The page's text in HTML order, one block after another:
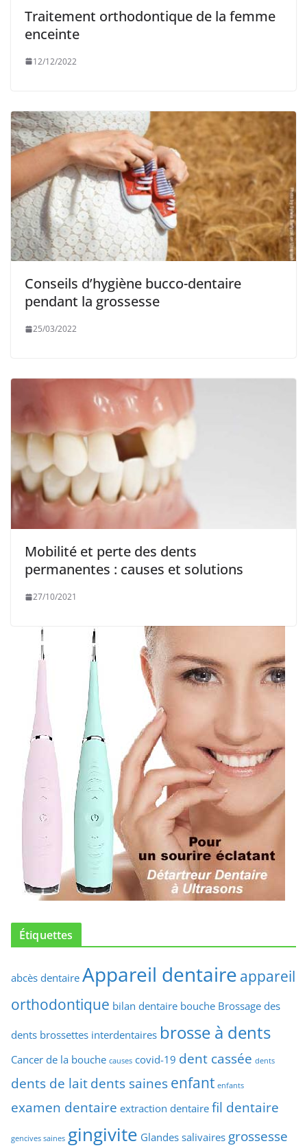
Traitement orthodontique de la femme
enceinte
12/12/2022
Conseils d’hygiène bucco-dentaire
pendant la grossesse
25/03/2022
Mobilité et perte des dents
permanentes : causes et solutions
27/10/2021
Étiquettes
abcès dentaire Appareil dentaire appareil
orthodontique bilan dentaire bouche Brossage des
dents brossettes interdentaires brosse à dents
Cancer de la bouche causes covid-19 dent cassée dents
dents de lait dents saines enfant enfants
examen dentaire extraction dentaire fil dentaire
gencives saines gingivite Glandes salivaires grossesse